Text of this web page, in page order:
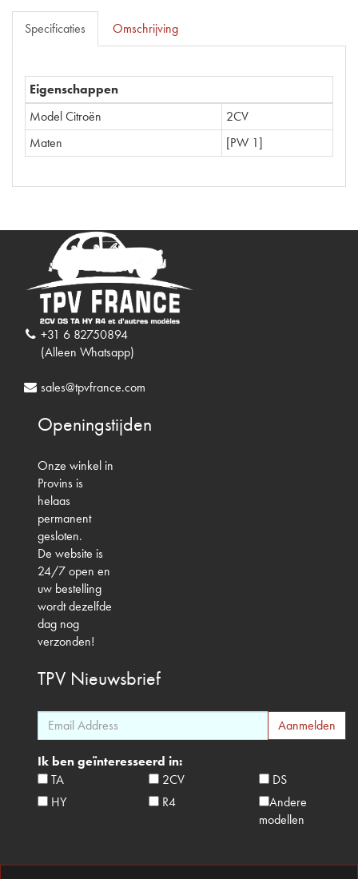
Specificaties Omschrijving
Eigenschappen
Model Citroën
2CV
Maten
[PW 1]
+31 6 82750894
(Alleen Whatsapp)
sales@tpvfrance.com
Openingstijden
Onze winkel in
Provins is
helaas
permanent
gesloten.
De website is
24/7 open en
uw bestelling
wordt dezelfde
dag nog
verzonden!
TPV Nieuwsbrief
Ik ben geïnteresseerd in:
TA
2CV
DS
HY
R4
Andere
modellen